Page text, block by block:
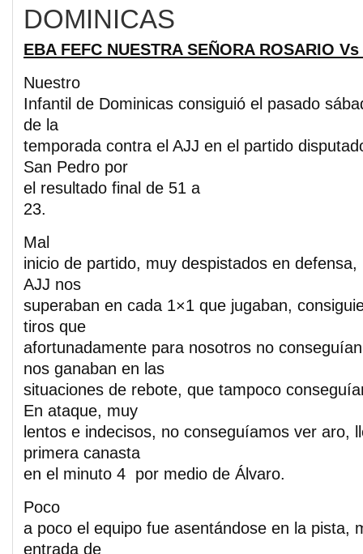
DOMINICAS
EBA FEFC NUESTRA SEÑORA ROSARIO
Nuestro
Infantil de Dominicas consiguió el pasado
de la
temporada contra el AJJ en el partido
San Pedro por
el resultado final de 51 a
23.
Mal
inicio de partido, muy despistados en defensa,
AJJ nos
superaban en cada 1×1 que jugaban,
tiros que
afortunadamente para nosotros no
nos ganaban en las
situaciones de rebote, que tampoco
En ataque, muy
lentos e indecisos, no conseguíamos ver aro,
primera canasta
en el minuto 4 por medio de Álvaro.
Poco
a poco el equipo fue asentándose en la pista,
entrada de